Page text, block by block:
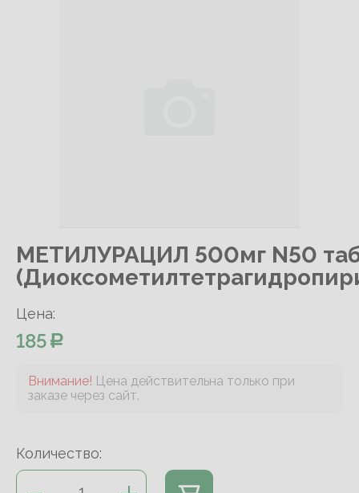
МЕТИЛУРАЦИЛ 500мг N50
Цена:
185
Внимание! Цена действительна только при
заказе через сайт.
Количество: